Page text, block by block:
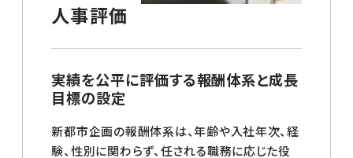
人事評価
実績を公平に評価する報酬体系と成長
目標の設定
新都市企画の報酬体系は、年齢や入社年次、経
験、性別に関わらず、任される職務に応じた役